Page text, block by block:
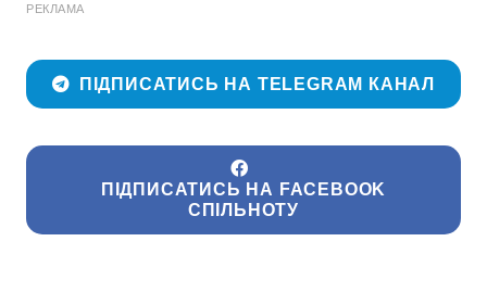
РЕКЛАМА
ПІДПИСАТИСЬ НА TELEGRAM КАНАЛ
ПІДПИСАТИСЬ НА FACEBOOK
СПІЛЬНОТУ